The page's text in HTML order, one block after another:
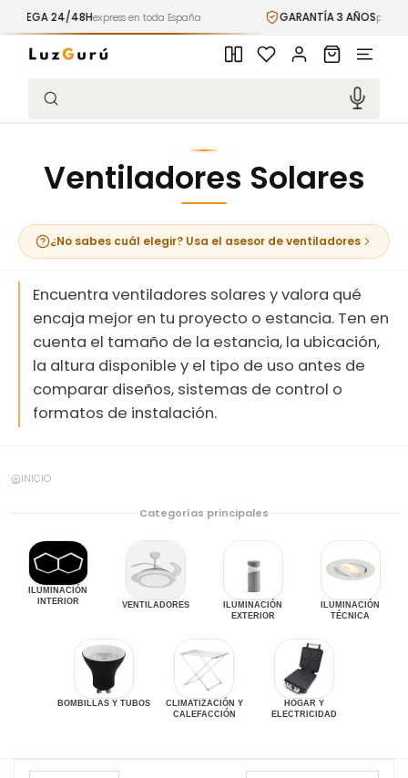
directamente
al contenido
24/48Hexpress en toda España GARANTÍA 3 AÑOSpremium
Búsqueda
Iniciar
sesión
Carrito
Ventiladores Solares
¿No sabes cuál elegir? Usa el asesor de ventiladores
Encuentra ventiladores solares y valora qué
encaja mejor en tu proyecto o estancia. Ten en
cuenta el tamaño de la estancia, la ubicación,
la altura disponible y el tipo de uso antes de
comparar diseños, sistemas de control o
formatos de instalación.
INICIO
Categorías principales
ILUMINACIÓN
INTERIOR
VENTILADORES
ILUMINACIÓN
EXTERIOR
ILUMINACIÓN
TÉCNICA
BOMBILLAS Y TUBOS
CLIMATIZACIÓN Y
CALEFACCIÓN
HOGAR Y
ELECTRICIDAD